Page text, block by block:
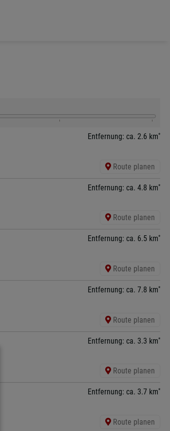
Entfernung: ca. 2.6 km*
Route planen
Entfernung: ca. 4.8 km*
Route planen
Entfernung: ca. 6.5 km*
Route planen
Entfernung: ca. 7.8 km*
Route planen
Entfernung: ca. 3.3 km*
Route planen
Entfernung: ca. 3.7 km*
Route planen